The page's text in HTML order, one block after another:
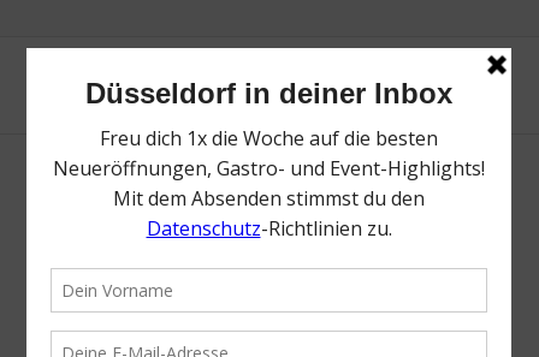
McLaughlin’s Irish Pub | Top Karaoke Bars in